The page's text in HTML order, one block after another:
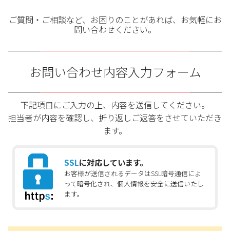
ご質問・ご相談など、お困りのことがあれば、お気軽にお
問い合わせください。
お問い合わせ内容入力フォーム
下記項目にご入力の上、内容を送信してください。
担当者が内容を確認し、折り返しご返答をさせていただき
ます。
SSLに対応しています。
お客様が送信されるデータはSSL暗号通信によ
って暗号化され、個人情報を安全に送信いたし
ます。